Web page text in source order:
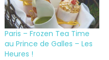
Paris – Frozen Tea Time
au Prince de Galles – Les
Heures !